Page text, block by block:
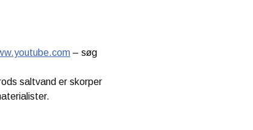
– søg
saltvand er skorper